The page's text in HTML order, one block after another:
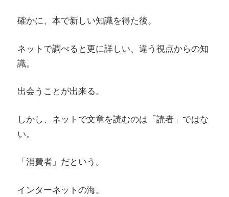
確かに、本で新しい知識を得た後。
ネットで調べると更に詳しい、違う視点からの知
識。
出会うことが出来る。
しかし、ネットで文章を読むのは「読者」ではな
い。
「消費者」だという。
インターネットの海。